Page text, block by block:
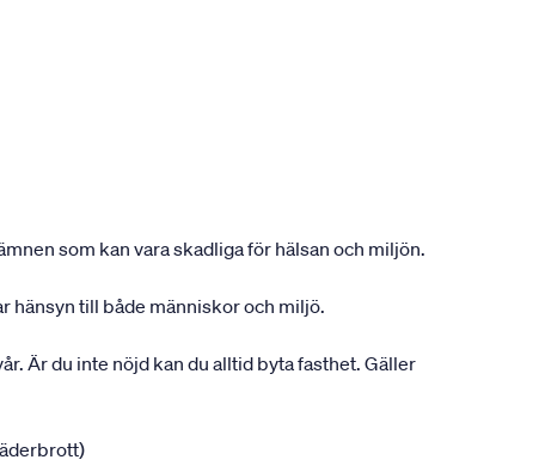
som kan vara skadliga för hälsan och miljön.
hänsyn till både människor och miljö.
Är du inte nöjd kan du alltid byta fasthet. Gäller